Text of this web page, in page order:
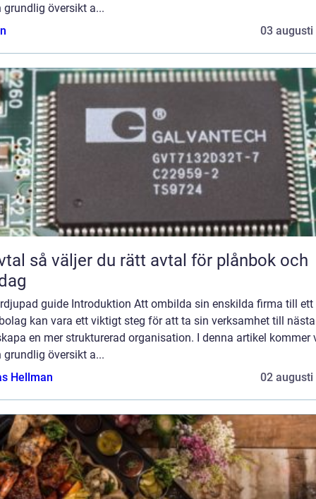
grundlig översikt a...
03 augusti
för plånbok och
guide Introduktion Att ombilda sin enskilda firma till ett
kan vara ett viktigt steg för att ta sin verksamhet till
en mer strukturerad organisation. I denna artikel kommer
grundlig översikt a...
Hellman
02 augusti